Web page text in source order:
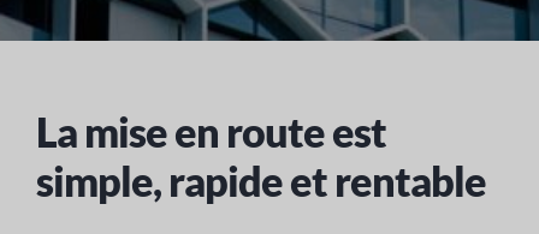
La mise en route est
simple, rapide et rentable